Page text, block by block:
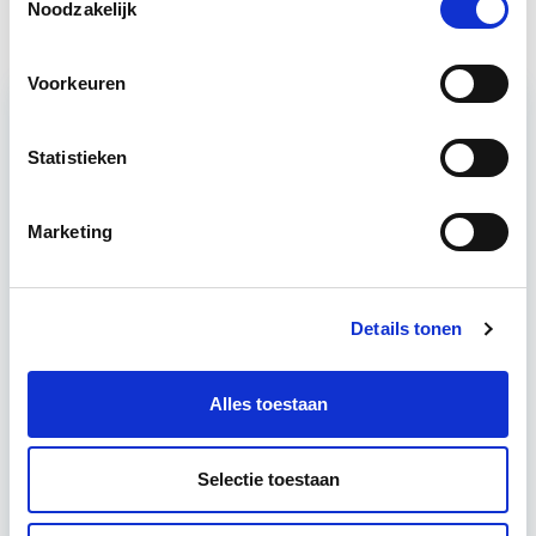
Noodzakelijk
Voorkeuren
Statistieken
Marketing
Details tonen
Alles toestaan
Selectie toestaan
bouweconomie volledig circulair is. Dit betekent
Utrecht of online
18 lesdagen lesdag(en)